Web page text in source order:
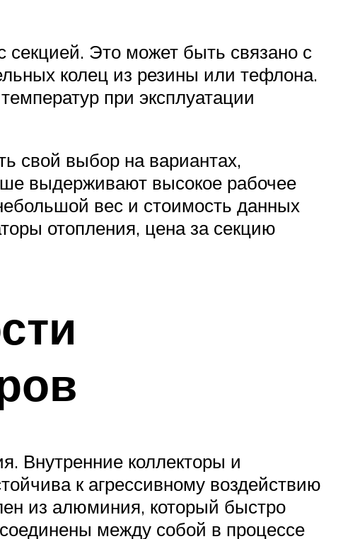
секцией. Это может быть связано с
колец из резины или тефлона.
при эксплуатации
свой выбор на вариантах,
выдерживают высокое рабочее
вес и стоимость данных
отопления, цена за секцию
Внутренние коллекторы и
к агрессивному воздействию
из алюминия, который быстро
между собой в процессе